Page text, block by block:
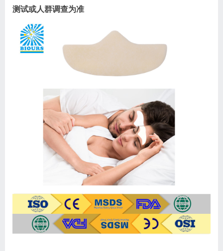
测试或人群调查为准